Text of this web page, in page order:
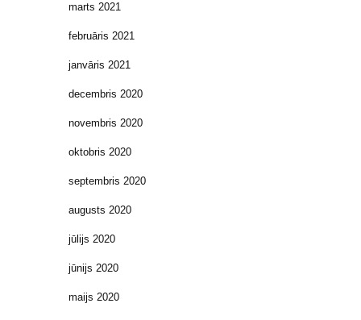
marts 2021
februāris 2021
janvāris 2021
decembris 2020
novembris 2020
oktobris 2020
septembris 2020
augusts 2020
jūlijs 2020
jūnijs 2020
maijs 2020